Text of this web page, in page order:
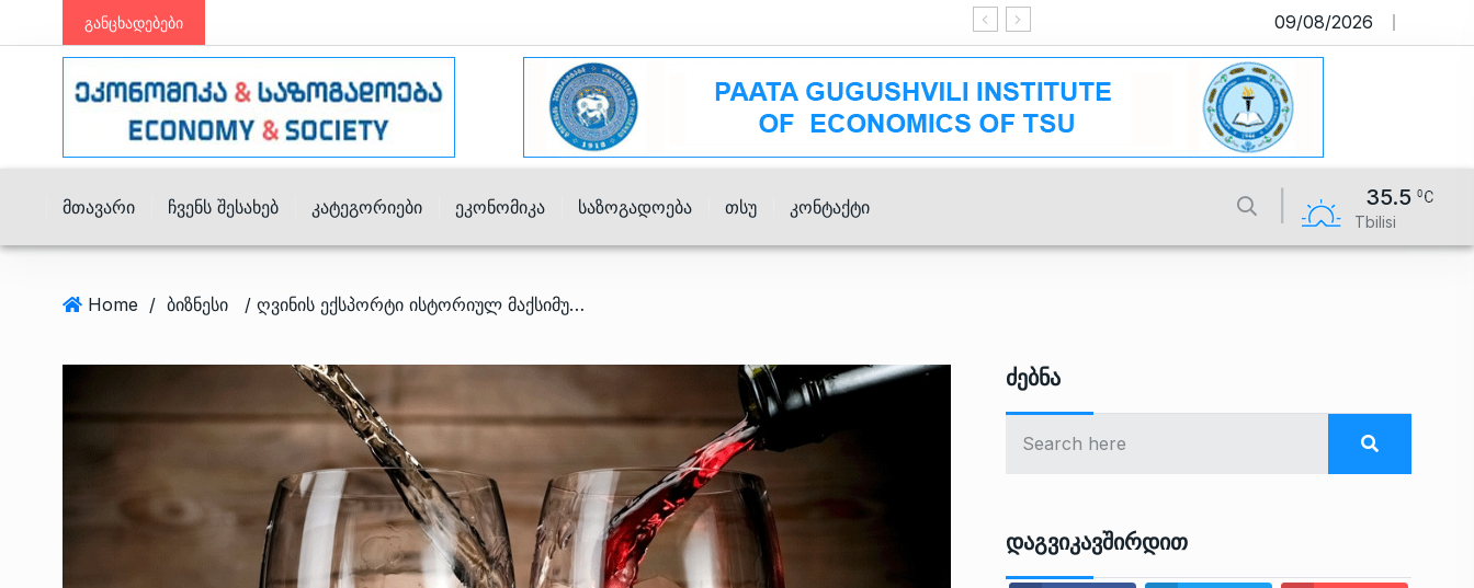
განცხადებები საიტი მუშაობს სატესტო რეჟიმში
09/08/2026
Მთავარი Ჩვენს Შესახებ Კატეგორიები Ეკონომიკა Საზოგადოება Თსუ Კონტაქტი 35.5
Tbilisi
Home / ბიზნესი / ღვინის ექსპორტი ისტორიულ მაქსიმუმზეა – ზრდა რუსეთში რეკორდულმა გაყიდვებმა განაპირობა
Ძებნა
Დაგვიკავშირდით